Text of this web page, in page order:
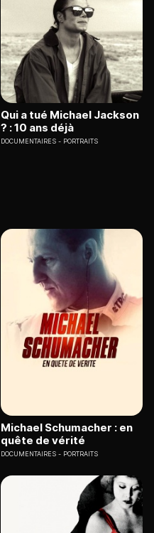
Qui a tué Michael Jackson
? : 10 ans déjà
DOCUMENTAIRES PORTRAITS
Michael Schumacher : en
quête de vérité
DOCUMENTAIRES PORTRAITS